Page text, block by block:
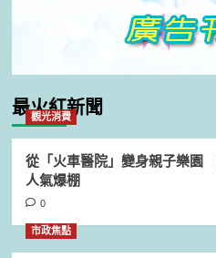
最火紅新聞
觀光消費
從「火車醫院」變身親子樂園
人氣爆棚
0
市政焦點